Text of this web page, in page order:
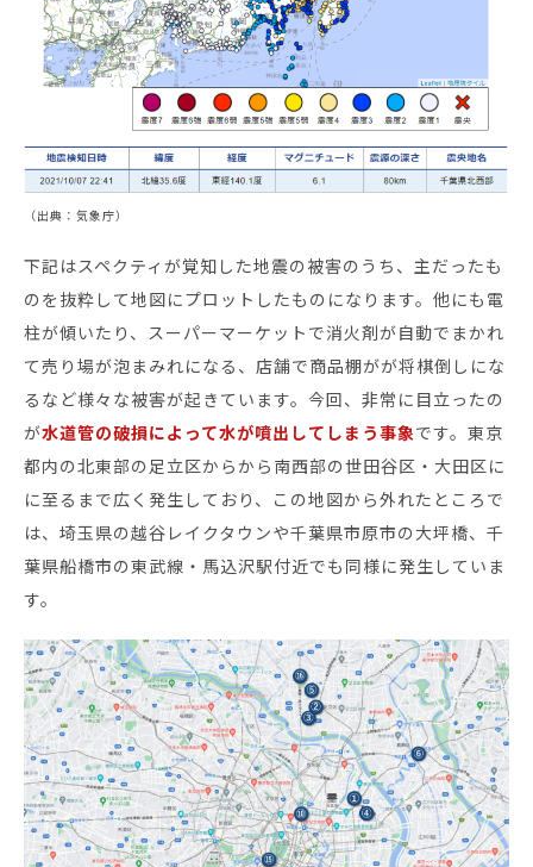
採用情報
お問い合わせ
お役立ち資料
（出典：気象庁）
下記はスペクティが覚知した地震の被害のうち、主だったも
のを抜粋して地図にプロットしたものになります。他にも電
柱が傾いたり、スーパーマーケットで消火剤が自動でまかれ
て売り場が泡まみれになる、店舗で商品棚がが将棋倒しにな
るなど様々な被害が起きています。今回、非常に目立ったの
が水道管の破損によって水が噴出してしまう事象です。東京
都内の北東部の足立区からから南西部の世田谷区・大田区に
に至るまで広く発生しており、この地図から外れたところで
は、埼玉県の越谷レイクタウンや千葉県市原市の大坪橋、千
葉県船橋市の東武線・馬込沢駅付近でも同様に発生していま
す。